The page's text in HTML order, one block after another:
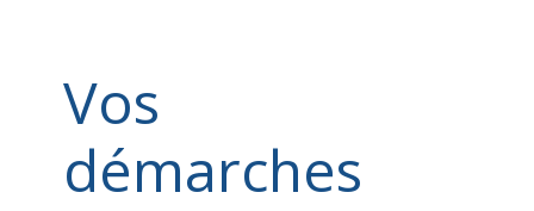
Vos
démarches